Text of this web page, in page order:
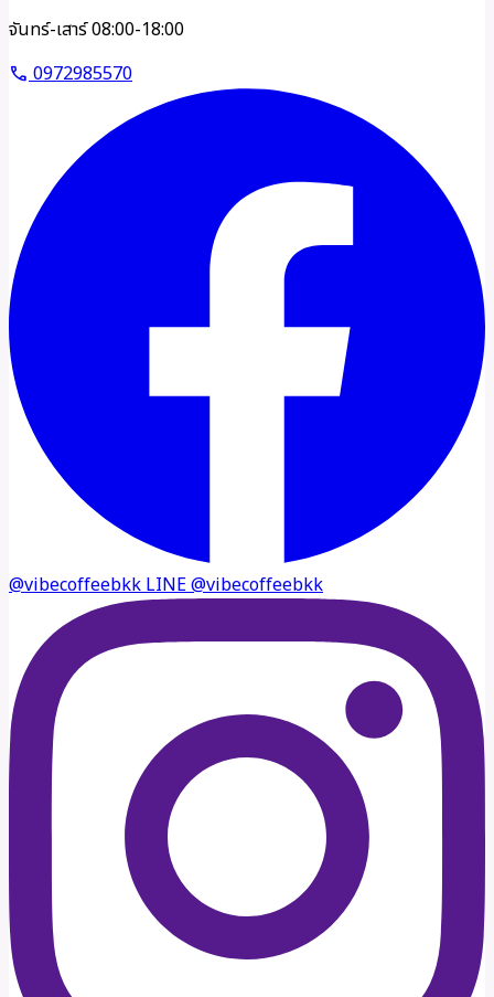
จันทร์-เสาร์ 08:00-18:00
call 0972985570
@vibecoffeebkkLINE@vibecoffeebkk